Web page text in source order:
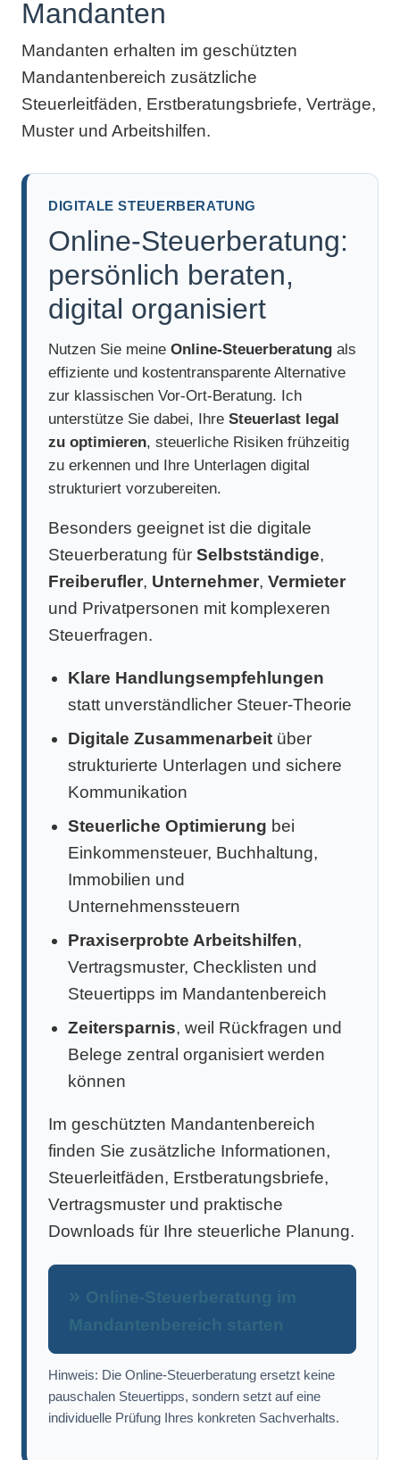
Mandanten
Mandanten erhalten im geschützten
Mandantenbereich zusätzliche
Steuerleitfäden, Erstberatungsbriefe, Verträge,
Muster und Arbeitshilfen.
DIGITALE STEUERBERATUNG
Online-Steuerberatung:
persönlich beraten,
digital organisiert
Nutzen Sie meine Online-Steuerberatung als
effiziente und kostentransparente Alternative
zur klassischen Vor-Ort-Beratung. Ich
unterstütze Sie dabei, Ihre Steuerlast legal
zu optimieren, steuerliche Risiken frühzeitig
zu erkennen und Ihre Unterlagen digital
strukturiert vorzubereiten.
Besonders geeignet ist die digitale
Steuerberatung für Selbstständige,
Freiberufler, Unternehmer, Vermieter
und Privatpersonen mit komplexeren
Steuerfragen.
Klare Handlungsempfehlungen
statt unverständlicher Steuer-Theorie
Digitale Zusammenarbeit über
strukturierte Unterlagen und sichere
Kommunikation
Steuerliche Optimierung bei
Einkommensteuer, Buchhaltung,
Immobilien und
Unternehmenssteuern
Praxiserprobte Arbeitshilfen,
Vertragsmuster, Checklisten und
Steuertipps im Mandantenbereich
Zeitersparnis, weil Rückfragen und
Belege zentral organisiert werden
können
Im geschützten Mandantenbereich
finden Sie zusätzliche Informationen,
Steuerleitfäden, Erstberatungsbriefe,
Vertragsmuster und praktische
Downloads für Ihre steuerliche Planung.
Online-Steuerberatung im
Mandantenbereich starten
Hinweis: Die Online-Steuerberatung ersetzt keine
pauschalen Steuertipps, sondern setzt auf eine
individuelle Prüfung Ihres konkreten Sachverhalts.